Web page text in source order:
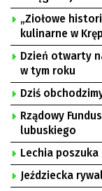
„Ziołowe
kulinarne w
Dzień otwarty
w tym roku
Dziś
Rządowy
lubuskiego
Lechia
Jeździecka